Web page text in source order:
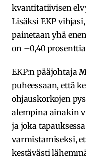
kvantitatiivisen
Lisäksi EKP
painetaan yhä
on –0,40
EKP:n pääjohtaja
puheessaan, että
ohjauskorkojen
alempina ainakin
ja joka
varmistamiseksi,
kestävästi